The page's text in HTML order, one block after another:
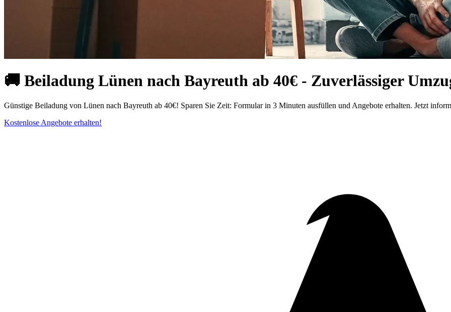
🚚 Beiladung Lünen nach Bayreuth ab 40€ - Zuverlässiger
Günstige Beiladung von Lünen nach Bayreuth ab 40€! Sparen Sie Zeit: Formular in 3 Minuten ausfüllen und Angebote erhalten. Jetzt
Kostenlose Angebote erhalten!